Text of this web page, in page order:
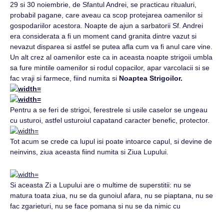
29 si 30 noiembrie, de Sfantul Andrei, se practicau ritualuri,
probabil pagane, care aveau ca scop protejarea oamenilor si
gospodariilor acestora. Noapte de ajun a sarbatorii Sf. Andrei
era considerata a fi un moment cand granita dintre vazut si
nevazut disparea si astfel se putea afla cum va fi anul care vine.
Un alt crez al oamenilor este ca in aceasta noapte strigoii umbla
sa fure mintile oamenilor si rodul copacilor, apar varcolacii si se
fac vraji si farmece, fiind numita si Noaptea Strigoilor.
Pentru a se feri de strigoi, ferestrele si usile caselor se ungeau
cu usturoi, astfel usturoiul capatand caracter benefic, protector.
Tot acum se crede ca lupul isi poate intoarce capul, si devine de
neinvins, ziua aceasta fiind numita si Ziua Lupului.
Si aceasta Zi a Lupului are o multime de superstitii: nu se
matura toata ziua, nu se da gunoiul afara, nu se piaptana, nu se
fac zgarieturi, nu se face pomana si nu se da nimic cu